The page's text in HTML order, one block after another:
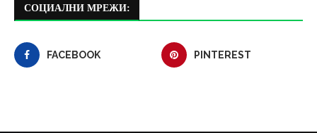
СОЦИАЛНИ МРЕЖИ:
FACEBOOK PINTEREST